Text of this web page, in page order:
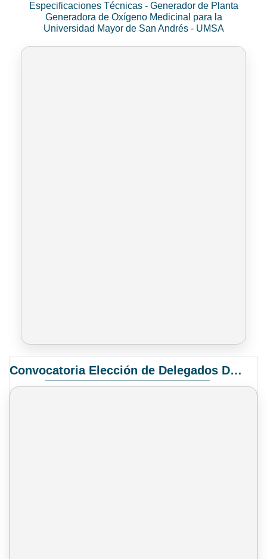
Especificaciones Técnicas - Generador de Planta
Generadora de Oxígeno Medicinal para la
Universidad Mayor de San Andrés - UMSA
Convocatoria Elección de Delegados Docentes para el XIV Congreso Nacional de Universidades